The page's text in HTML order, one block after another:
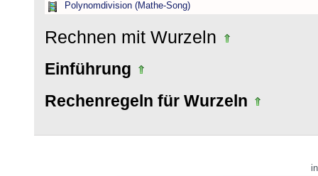
Polynomdivision (Mathe-Song)
Rechnen mit Wurzeln
Einführung
Rechenregeln für Wurzeln